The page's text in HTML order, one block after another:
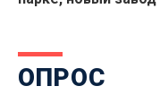
ОПРОС